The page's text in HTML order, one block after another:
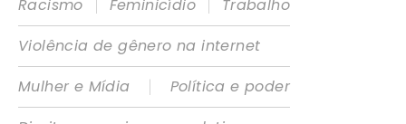
Racismo
Feminicídio
Trabalho
Violência de gênero na internet
Mulher e Mídia
|
Política e poder